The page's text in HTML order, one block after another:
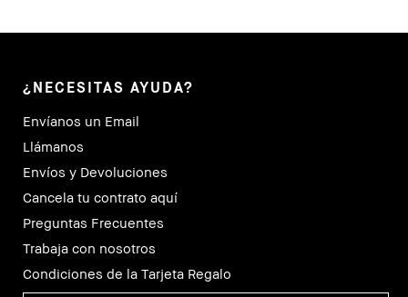
¿NECESITAS AYUDA?
Envíanos un Email
Llámanos
Envíos y Devoluciones
Cancela tu contrato aquí
Preguntas Frecuentes
Trabaja con nosotros
Condiciones de la Tarjeta Regalo